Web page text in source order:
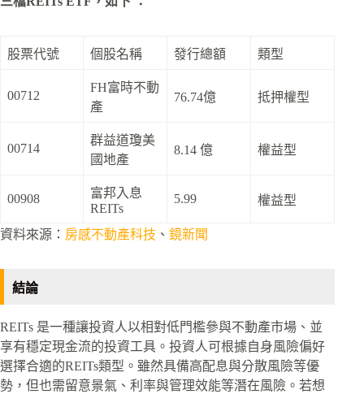
股票代號 個股名稱 發行總額 類型
00712
FH富時不動
產
76.74億 抵押權型
00714
群益道瓊美
國地產
8.14 億 權益型
00908
富邦入息
REITs
5.99 權益型
資料來源： 房感不動產科技 、 鏡新聞
結論
REITs 是一種讓投資人以相對低門檻參與不動產市場、並
享有穩定現金流的投資工具。投資人可根據自身風險偏好
選擇合適的REITs類型。雖然具備高配息與分散風險等優
勢，但也需留意景氣、利率與管理效能等潛在風險。若想